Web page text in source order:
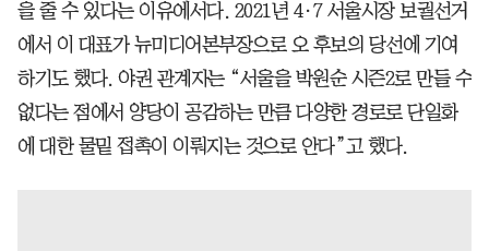
을 줄 수 있다는 이유에서다. 2021년 4·7 서울시장 보궐선거
에서 이 대표가 뉴미디어본부장으로 오 후보의 당선에 기여
하기도 했다. 야권 관계자는 “서울을 박원순 시즌2로 만들 수
없다는 점에서 양당이 공감하는 만큼 다양한 경로로 단일화
에 대한 물밑 접촉이 이뤄지는 것으로 안다”고 했다.